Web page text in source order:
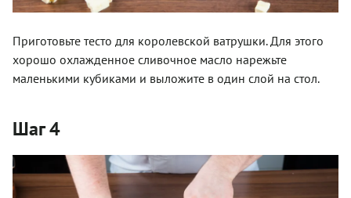
Приготовьте тесто для королевской ватрушки. Для этого
хорошо охлажденное сливочное масло нарежьте
маленькими кубиками и выложите в один слой на стол.
Шаг 4